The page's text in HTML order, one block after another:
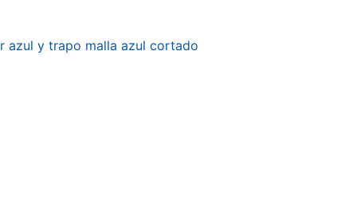
azul y trapo malla azul cortado